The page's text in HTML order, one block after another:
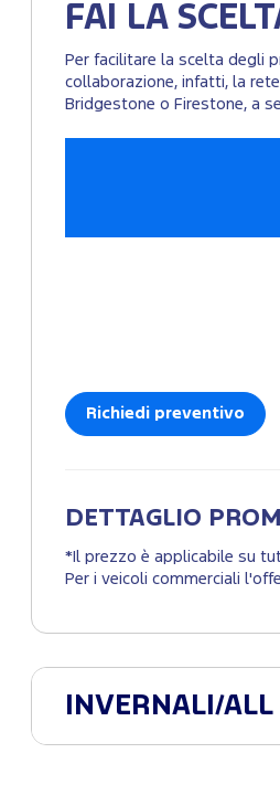
FAI LA
Per facilitare la scelta degli
collaborazione, infatti, la
Bridgestone o Firestone, a
Richiedi preventivo
DETTAGLIO
*Il prezzo è applicabile su
Per i veicoli commerciali
INVERNALI/ALL